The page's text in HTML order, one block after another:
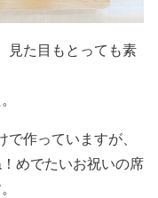
見た目もとっても素
で作っていますが、
めでたいお祝いの席